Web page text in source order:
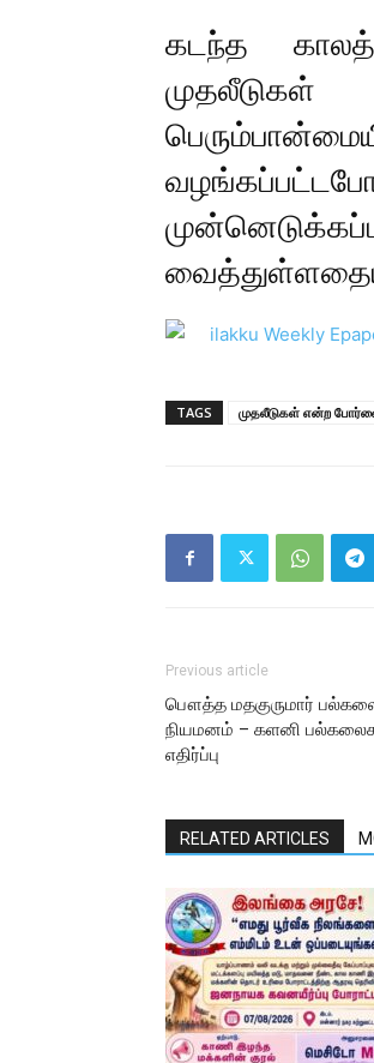
கடந்த
TAGS முதலீடுகள் என்ற
Previous article
பௌத்த மதகுருமார்
நியமனம் – களனி
எதிர்ப்பு
RELATED ARTICLES